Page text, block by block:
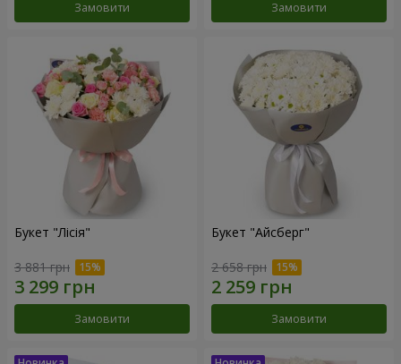
Замовити Замовити
Букет "Лісія"
3 881 грн
Замовити
Букет "Айсберг"
2 658 грн
Замовити